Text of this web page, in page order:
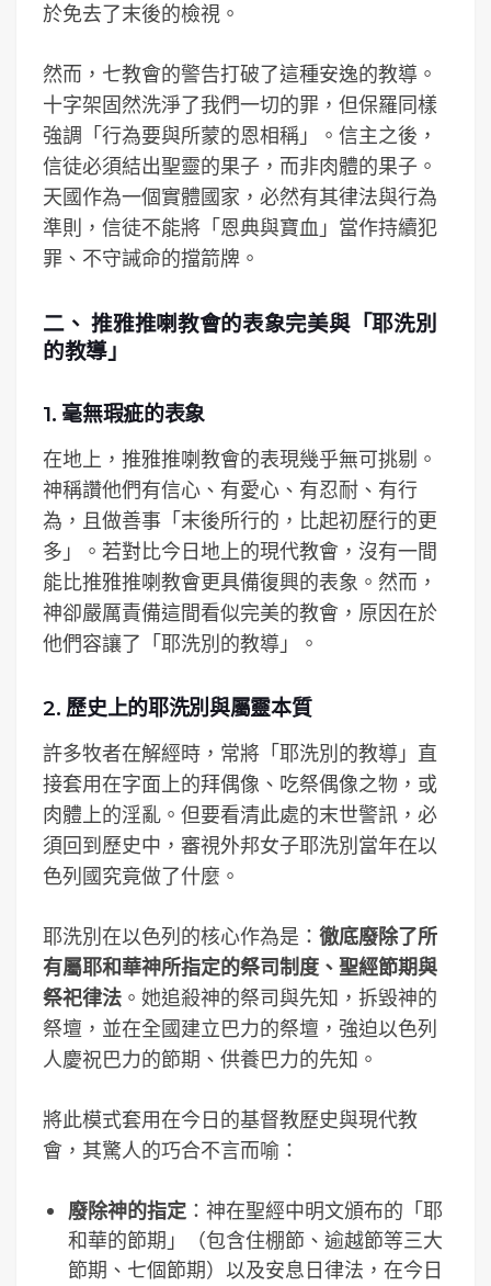
於免去了末後的檢視。
然而，七教會的警告打破了這種安逸的教導。
十字架固然洗淨了我們一切的罪，但保羅同樣
強調「行為要與所蒙的恩相稱」。信主之後，
信徒必須結出聖靈的果子，而非肉體的果子。
天國作為一個實體國家，必然有其律法與行為
準則，信徒不能將「恩典與寶血」當作持續犯
罪、不守誡命的擋箭牌。
二、 推雅推喇教會的表象完美與「耶洗別
的教導」
1. 毫無瑕疵的表象
在地上，推雅推喇教會的表現幾乎無可挑剔。
神稱讚他們有信心、有愛心、有忍耐、有行
為，且做善事「末後所行的，比起初歷行的更
多」。若對比今日地上的現代教會，沒有一間
能比推雅推喇教會更具備復興的表象。然而，
神卻嚴厲責備這間看似完美的教會，原因在於
他們容讓了「耶洗別的教導」。
2. 歷史上的耶洗別與屬靈本質
許多牧者在解經時，常將「耶洗別的教導」直
接套用在字面上的拜偶像、吃祭偶像之物，或
肉體上的淫亂。但要看清此處的末世警訊，必
須回到歷史中，審視外邦女子耶洗別當年在以
色列國究竟做了什麼。
耶洗別在以色列的核心作為是： 徹底廢除了所
有屬耶和華神所指定的祭司制度、聖經節期與
祭祀律法 。她追殺神的祭司與先知，拆毀神的
祭壇，並在全國建立巴力的祭壇，強迫以色列
人慶祝巴力的節期、供養巴力的先知。
將此模式套用在今日的基督教歷史與現代教
會，其驚人的巧合不言而喻：
廢除神的指定：神在聖經中明文頒布的「耶
和華的節期」（包含住棚節、逾越節等三大
節期、七個節期）以及安息日律法，在今日